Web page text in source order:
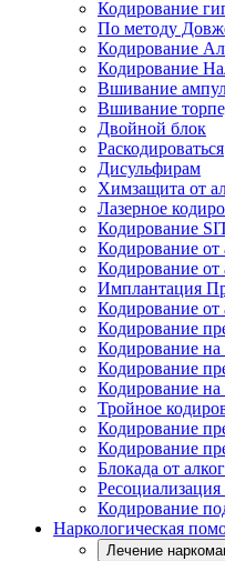
Кодирование
По методу
Кодирование
Кодирование
Вшивание
Вшивание
Двойной блок
Раскодироваться
Дисульфирам
Химзащита от
Лазерное
Кодирование
Кодирование от
Кодирование от
Имплантация
Кодирование от
Кодирование
Кодирование на
Кодирование
Кодирование на
Тройное
Кодирование
Кодирование
Блокада от
Кодирование
Наркологическая
Лечение